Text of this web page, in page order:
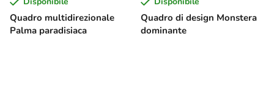
Quadro multidirezionale
Palma paradisiaca
Quadro di design Monstera
dominante